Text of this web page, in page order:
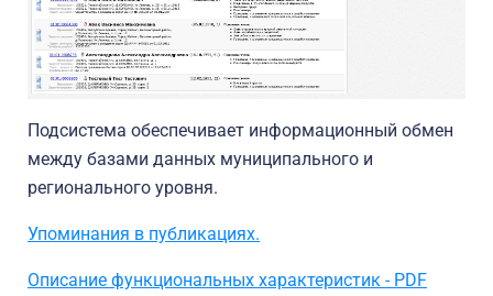
Подсистема обеспечивает информационный обмен
между базами данных муниципального и
регионального уровня.
Упоминания в публикациях.
Описание функциональных характеристик - PDF